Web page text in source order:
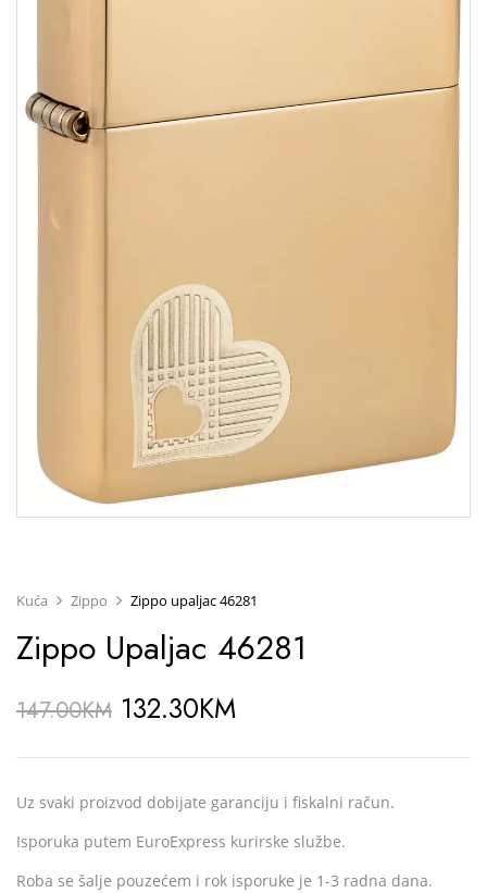
Kuća Zippo Zippo upaljac 46281
Zippo Upaljac 46281
147.00KM 132.30KM
Uz svaki proizvod dobijate garanciju i fiskalni račun.
Isporuka putem EuroExpress kurirske službe.
Roba se šalje pouzećem i rok isporuke je 1-3 radna dana.